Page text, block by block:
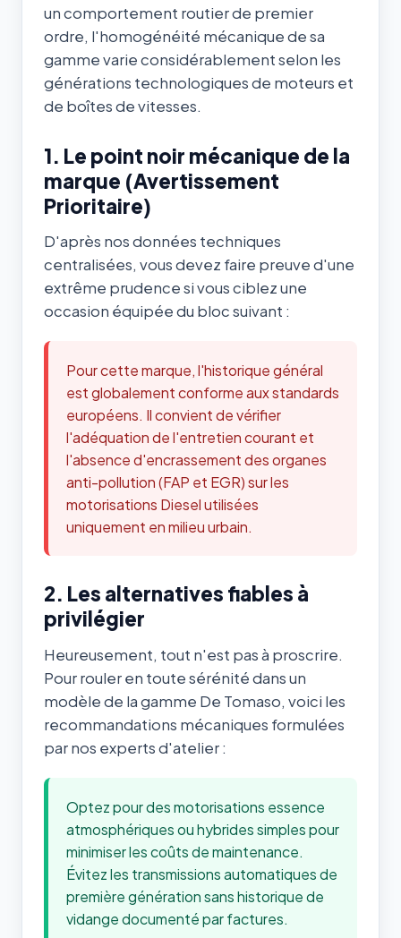
un comportement routier de premier
ordre, l'homogénéité mécanique de sa
gamme varie considérablement selon les
générations technologiques de moteurs et
de boîtes de vitesses.
1. Le point noir mécanique de la
marque (Avertissement
Prioritaire)
D'après nos données techniques
centralisées, vous devez faire preuve d'une
extrême prudence si vous ciblez une
occasion équipée du bloc suivant :
Pour cette marque, l'historique général
est globalement conforme aux standards
européens. Il convient de vérifier
l'adéquation de l'entretien courant et
l'absence d'encrassement des organes
anti-pollution (FAP et EGR) sur les
motorisations Diesel utilisées
uniquement en milieu urbain.
2. Les alternatives fiables à
privilégier
Heureusement, tout n'est pas à proscrire.
Pour rouler en toute sérénité dans un
modèle de la gamme De Tomaso, voici les
recommandations mécaniques formulées
par nos experts d'atelier :
Optez pour des motorisations essence
atmosphériques ou hybrides simples pour
minimiser les coûts de maintenance.
Évitez les transmissions automatiques de
première génération sans historique de
vidange documenté par factures.